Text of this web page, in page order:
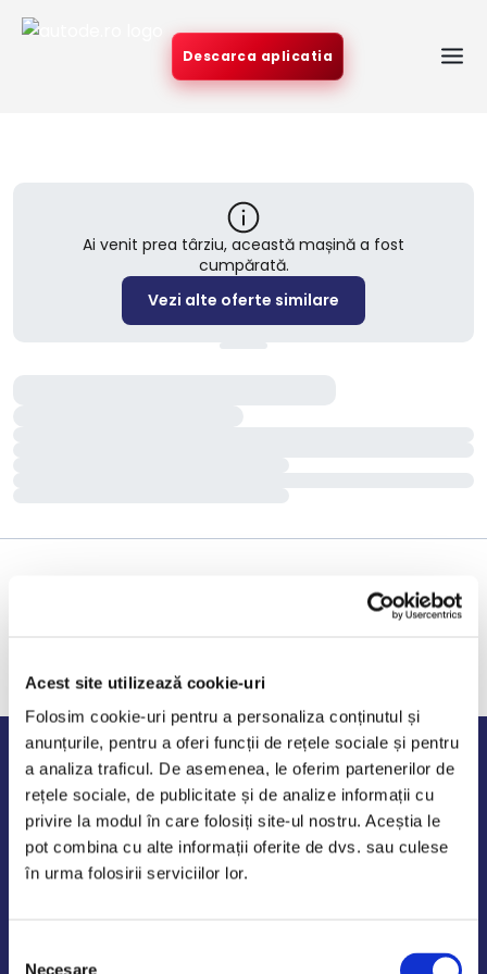
Acest site utilizează cookie-uri
Folosim cookie-uri pentru a personaliza conținutul și
anunțurile, pentru a oferi funcții de rețele sociale și pentru
a analiza traficul. De asemenea, le oferim partenerilor de
rețele sociale, de publicitate și de analize informații cu
privire la modul în care folosiți site-ul nostru. Aceștia le
pot combina cu alte informații oferite de dvs. sau culese
în urma folosirii serviciilor lor.
Necesare
Descarca aplicatia
Ai venit prea târziu, această mașină a fost
cumpărată.
Vezi alte oferte similare
Program de lucru
Luni - Vineri: 09:00-18:00
Sambata - Duminica: 10:00-14:00